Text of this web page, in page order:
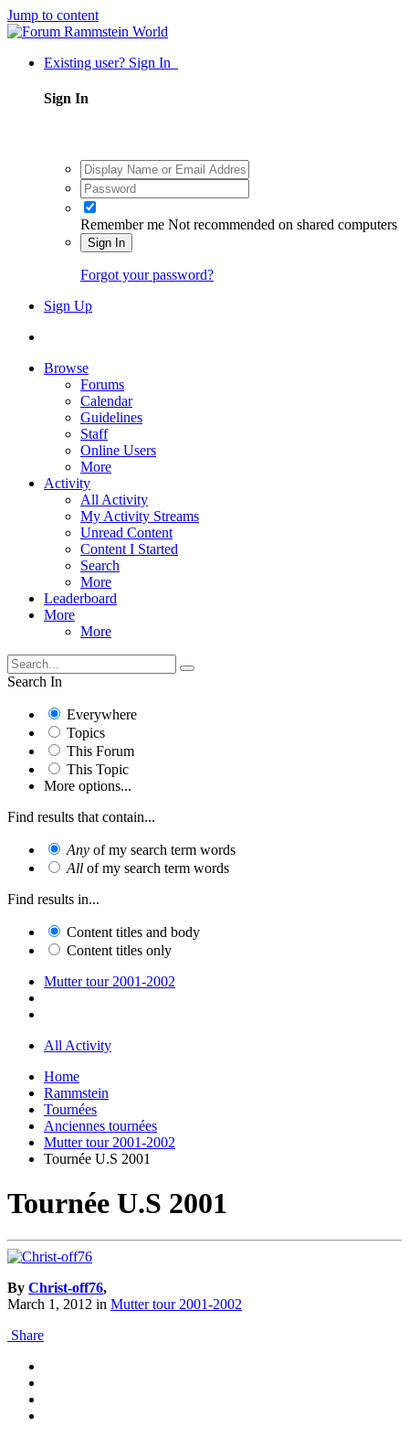
Jump to content
Existing user? Sign In
Sign In
Remember me Not recommended on shared computers
Sign In
Forgot your password?
Sign Up
Browse
Forums
Calendar
Guidelines
Staff
Online Users
More
Activity
All Activity
My Activity Streams
Unread Content
Content I Started
Search
More
Leaderboard
More
More
Search In
Everywhere
Topics
This Forum
This Topic
More options...
Find results that contain...
Any of my search term words
All of my search term words
Find results in...
Content titles and body
Content titles only
Mutter tour 2001-2002
All Activity
Home
Rammstein
Tournées
Anciennes tournées
Mutter tour 2001-2002
Tournée U.S 2001
Tournée U.S 2001
By Christ-off76,
March 1, 2012 in Mutter tour 2001-2002
Share